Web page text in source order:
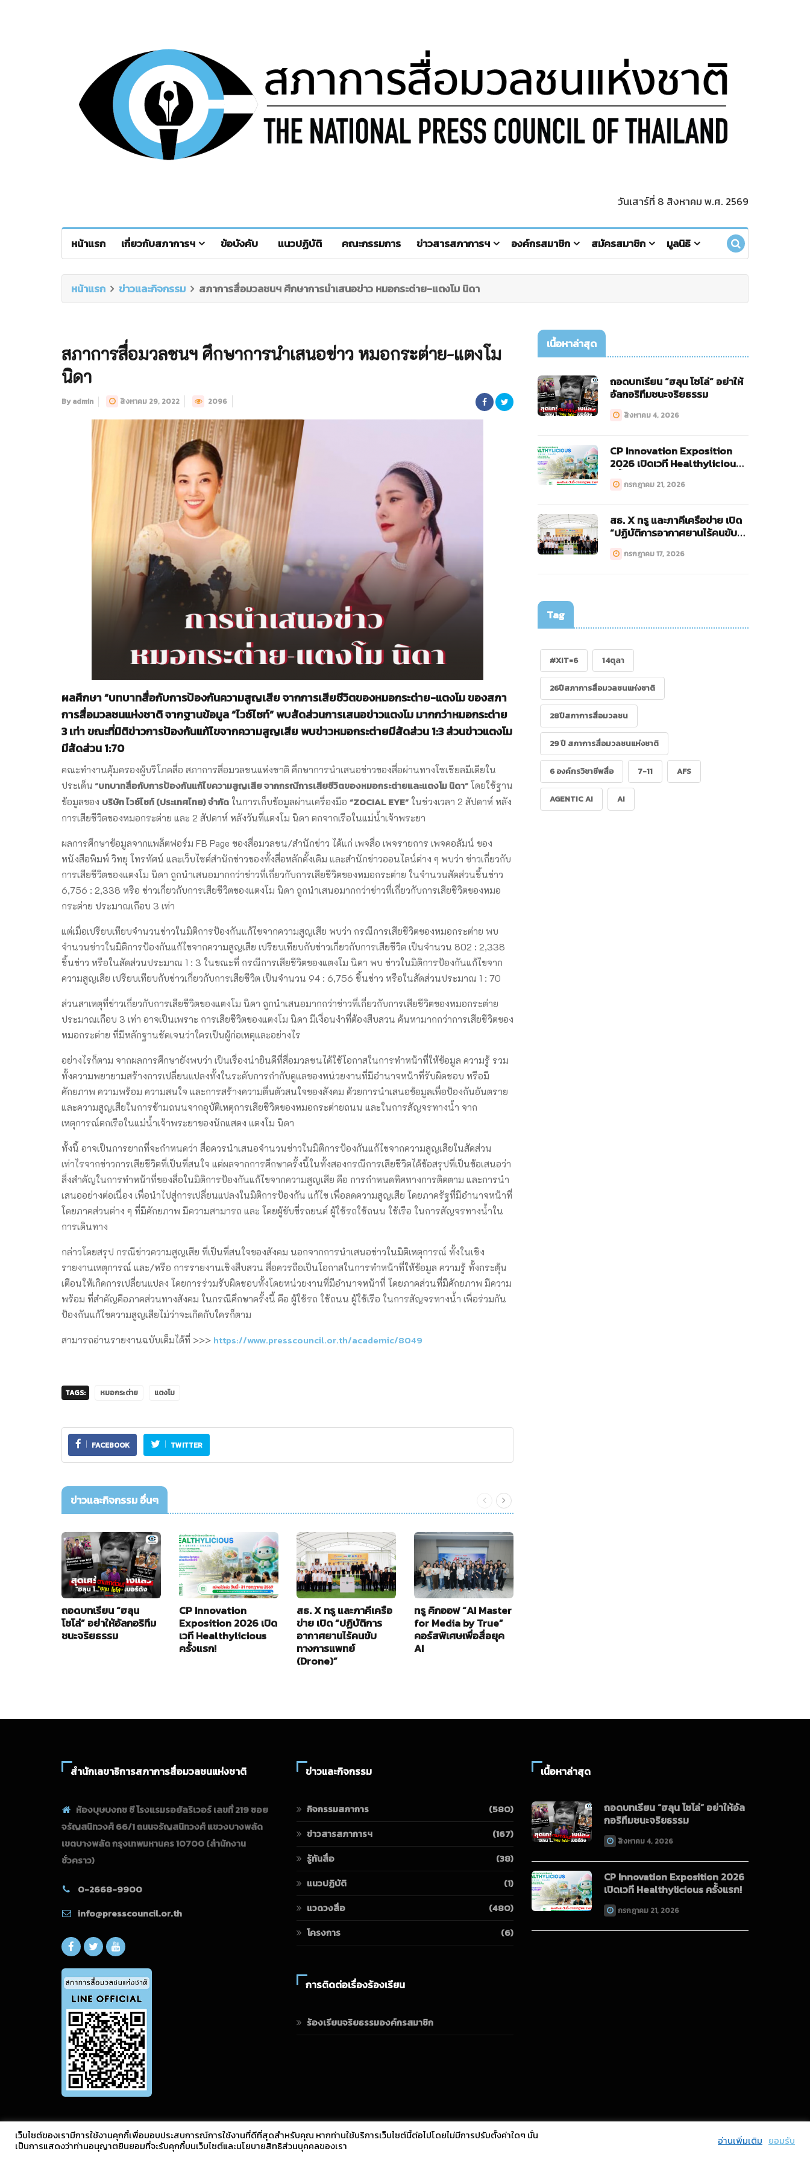
วันเสาร์ที่ 8 สิงหาคม พ.ศ. 2569
หน้าแรก เกี่ยวกับสภาการฯ ข้อบังคับ แนวปฏิบัติ คณะกรรมการ ข่าวสารสภาการฯ องค์กรสมาชิก สมัครสมาชิก มูลนิธิ
หน้าแรก ข่าวและกิจกรรม สภาการสื่อมวลชนฯ ศึกษาการนำเสนอข่าว หมอกระต่าย-แตงโม นิดา
สภาการสื่อมวลชนฯ ศึกษาการนำเสนอข่าว หมอกระต่าย-แตงโม
นิดา
By admin สิงหาคม 29, 2022 2096
ผลศึกษา “บทบาทสื่อกับการป้องกันความสูญเสีย จากการเสียชีวิตของหมอกระต่าย-แตงโม ของสภา
การสื่อมวลชนแห่งชาติ จากฐานข้อมูล “ไวซ์ไซท์” พบสัดส่วนการเสนอข่าวแตงโม มากกว่าหมอกระต่าย
3 เท่า ขณะที่มิติข่าวการป้องกันแก้ไขจากความสูญเสีย พบข่าวหมอกระต่ายมีสัดส่วน 1:3 ส่วนข่าวแตงโม
มีสัดส่วน 1:70
คณะทำงานคุ้มครองผู้บริโภคสื่อ สภาการสื่อมวลชนแห่งชาติ ศึกษาการนำเสนอข่าวของสื่อผ่านทางโซเชียลมีเดียใน
ประเด็น “บทบาทสื่อกับการป้องกันแก้ไขความสูญเสีย จากกรณีการเสียชีวิตของหมอกระต่ายและแตงโม นิดา” โดยใช้ฐาน
ข้อมูลของ บริษัท ไวซ์ไซท์ (ประเทศไทย) จำกัด ในการเก็บข้อมูลผ่านเครื่องมือ “ZOCIAL EYE” ในช่วงเวลา 2 สัปดาห์ หลัง
การเสียชีวิตของหมอกระต่าย และ 2 สัปดาห์ หลังวันที่แตงโม นิดา ตกจากเรือในแม่น้ำเจ้าพระยา
ผลการศึกษาข้อมูลจากแพล็ตฟอร์ม FB Page ของสื่อมวลชน/สำนักข่าว ได้แก่ เพจสื่อ เพจรายการ เพจคอลัมน์ ของ
หนังสือพิมพ์ วิทยุ โทรทัศน์ และเว็บไซต์สำนักข่าวของทั้งสื่อหลักดั้งเดิม และสำนักข่าวออนไลน์ต่าง ๆ พบว่า ข่าวเกี่ยวกับ
การเสียชีวิตของแตงโม นิดา ถูกนำเสนอมากกว่าข่าวที่เกี่ยวกับการเสียชีวิตของหมอกระต่าย ในจำนวนสัดส่วนชิ้นข่าว
6,756 : 2,338 หรือ ข่าวเกี่ยวกับการเสียชีวิตของแตงโม นิดา ถูกนำเสนอมากกว่าข่าวที่เกี่ยวกับการเสียชีวิตของหมอ
กระต่าย ประมาณเกือบ 3 เท่า
แต่เมื่อเปรียบเทียบจำนวนข่าวในมิติการป้องกันแก้ไขจากความสูญเสีย พบว่า กรณีการเสียชีวิตของหมอกระต่าย พบ
จำนวนข่าวในมิติการป้องกันแก้ไขจากความสูญเสีย เปรียบเทียบกับข่าวเกี่ยวกับการเสียชีวิต เป็นจำนวน 802 : 2,338
ชิ้นข่าว หรือในสัดส่วนประมาณ 1 : 3 ในขณะที่ กรณีการเสียชีวิตของแตงโม นิดา พบ ข่าวในมิติการป้องกันแก้ไขจาก
ความสูญเสีย เปรียบเทียบกับข่าวเกี่ยวกับการเสียชีวิต เป็นจำนวน 94 : 6,756 ชิ้นข่าว หรือในสัดส่วนประมาณ 1 : 70
ส่วนสาเหตุที่ข่าวเกี่ยวกับการเสียชีวิตของแตงโม นิดา ถูกนำเสนอมากกว่าข่าวที่เกี่ยวกับการเสียชีวิตของหมอกระต่าย
ประมาณเกือบ 3 เท่า อาจเป็นเพราะ การเสียชีวิตของแตงโม นิดา มีเงื่อนงำที่ต้องสืบสวน ค้นหามากกว่าการเสียชีวิตของ
หมอกระต่าย ที่มีหลักฐานชัดเจนว่าใครเป็นผู้ก่อเหตุและอย่างไร
อย่างไรก็ตาม จากผลการศึกษายังพบว่า เป็นเรื่องน่ายินดีที่สื่อมวลชนได้ใช้โอกาสในการทำหน้าที่ให้ข้อมูล ความรู้ รวม
ทั้งความพยายามสร้างการเปลี่ยนแปลงทั้งในระดับการกำกับดูแลของหน่วยงานที่มีอำนาจหน้าที่รับผิดชอบ หรือมี
ศักยภาพ ความพร้อม ความสนใจ และการสร้างความตื่นตัวสนใจของสังคม ด้วยการนำเสนอข้อมูลเพื่อป้องกันอันตราย
และความสูญเสียในการข้ามถนนจากอุบัติเหตุการเสียชีวิตของหมอกระต่ายถนน และในการสัญจรทางน้ำ จาก
เหตุการณ์ตกเรือในแม่น้ำเจ้าพระยาของนักแสดง แตงโม นิดา
ทั้งนี้ อาจเป็นการยากที่จะกำหนดว่า สื่อควรนำเสนอจำนวนข่าวในมิติการป้องกันแก้ไขจากความสูญเสียในสัดส่วน
เท่าไรจากข่าวการเสียชีวิตที่เป็นที่สนใจ แต่ผลจากการศึกษาครั้งนี้ในทั้งสองกรณีการเสียชีวิตได้ข้อสรุปที่เป็นข้อเสนอว่า
สิ่งสำคัญในการทำหน้าที่ของสื่อในมิติการป้องกันแก้ไขจากความสูญเสีย คือ การกำหนดทิศทางการติดตาม และการนำ
เสนออย่างต่อเนื่อง เพื่อนำไปสู่การเปลี่ยนแปลงในมิติการป้องกัน แก้ไข เพื่อลดความสูญเสีย โดยภาครัฐที่มีอำนาจหน้าที่
โดยภาคส่วนต่าง ๆ ที่มีศักยภาพ มีความสามารถ และ โดยผู้ขับขี่รถยนต์ ผู้ใช้รถใช้ถนน ใช้เรือ ในการสัญจรทางน้ำใน
การเดินทาง
กล่าวโดยสรุป กรณีข่าวความสูญเสีย ที่เป็นที่สนใจของสังคม นอกจากการนำเสนอข่าวในมิติเหตุการณ์ ทั้งในเชิง
รายงานเหตุการณ์ และ/หรือ การรายงานเชิงสืบสวน สื่อควรถือเป็นโอกาสในการทำหน้าที่ให้ข้อมูล ความรู้ ทั้งกระตุ้น
เตือนให้เกิดการเปลี่ยนแปลง โดยการร่วมรับผิดชอบทั้งโดยหน่วยงานที่มีอำนาจหน้าที่ โดยภาคส่วนที่มีศักยภาพ มีความ
พร้อม ที่สำคัญคือภาคส่วนทางสังคม ในกรณีศึกษาครั้งนี้ คือ ผู้ใช้รถ ใช้ถนน ผู้ใช้เรือ ในการสัญจรทางน้ำ เพื่อร่วมกัน
ป้องกันแก้ไขความสูญเสียไม่ว่าจะเกิดกับใครก็ตาม
สามารถอ่านรายงานฉบับเต็มได้ที่ >>> https://www.presscouncil.or.th/academic/8049
TAGS: หมอกระต่าย แตงโม
FACEBOOK TWITTER
ข่าวและกิจกรรม อื่นๆ
ถอดบทเรียน “ฮลุน
โซโล่” อย่าให้อัลกอริทึม
ชนะจริยธรรม
CP Innovation
Exposition 2026 เปิด
เวที Healthylicious
ครั้งแรก!
สธ. X ทรู และภาคีเครือ
ข่าย เปิด “ปฏิบัติการ
อากาศยานไร้คนขับ
ทางการแพทย์
(Drone)”
ทรู คิกออฟ “AI Master
for Media by True”
คอร์สพิเศษเพื่อสื่อยุค
AI
เนื้อหาล่าสุด
ถอดบทเรียน “ฮลุน โซโล่” อย่าให้
อัลกอริทึมชนะจริยธรรม
สิงหาคม 4, 2026
CP Innovation Exposition
2026 เปิดเวที Healthylicious
กรกฎาคม 21, 2026
สธ. X ทรู และภาคีเครือข่าย เปิด
“ปฏิบัติการอากาศยานไร้คนขับ
กรกฎาคม 17, 2026
Tag
#XIT=6 14ตุลา
26ปีสภาการสื่อมวลชนแห่งชาติ
28ปีสภาการสื่อมวลชน
29 ปี สภาการสื่อมวลชนแห่งชาติ
6 องค์กรวิชาชีพสื่อ 7-11 AFS
AGENTIC AI AI
สำนักเลขาธิการสภาการสื่อมวลชนแห่งชาติ
ห้องบุษบงกช ซี โรงแรมรอยัลริเวอร์ เลขที่ 219 ซอย
จรัญสนิทวงศ์ 66/1 ถนนจรัญสนิทวงศ์ แขวงบางพลัด
เขตบางพลัด กรุงเทพมหานคร 10700(สำนักงาน
ชั่วคราว)
0-2668-9900
info@presscouncil.or.th
ข่าวและกิจกรรม
กิจกรรมสภาการ
(580)
ข่าวสารสภาการฯ
(167)
รู้ทันสื่อ
(38)
แนวปฏิบัติ
(1)
แวดวงสื่อ
(480)
โครงการ
(6)
การติดต่อเรื่องร้องเรียน
ร้องเรียนจริยธรรมองค์กรสมาชิก
เนื้อหาล่าสุด
ถอดบทเรียน “ฮลุน โซโล่” อย่าให้อัล
กอริทึมชนะจริยธรรม
สิงหาคม 4, 2026
CP Innovation Exposition 2026
เปิดเวที Healthylicious ครั้งแรก!
กรกฎาคม 21, 2026
เว็บไซต์ของเรามีการใช้งานคุกกี้เพื่อมอบประสบการณ์การใช้งานที่ดีที่สุดสำหรับคุณ หากท่านใช้บริการเว็บไซต์นี้ต่อไปโดยไม่มีการปรับตั้งค่าใดๆ นั่น
เป็นการแสดงว่าท่านอนุญาตยินยอมที่จะรับคุกกี้บนเว็บไซต์และนโยบายสิทธิส่วนบุคคลของเรา
อ่านเพิ่มเติม ยอมรับ